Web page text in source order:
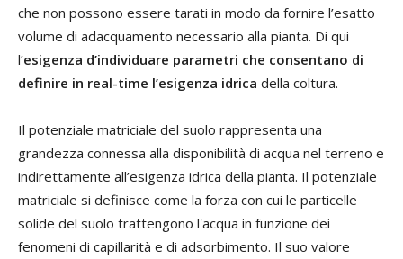
che non possono essere tarati in modo da fornire l’esatto
volume di adacquamento necessario alla pianta. Di qui
l’esigenza d’individuare parametri che consentano di
definire in real-time l’esigenza idrica della coltura.
Il potenziale matriciale del suolo rappresenta una
grandezza connessa alla disponibilità di acqua nel terreno e
indirettamente all’esigenza idrica della pianta. Il potenziale
matriciale si definisce come la forza con cui le particelle
solide del suolo trattengono l'acqua in funzione dei
fenomeni di capillarità e di adsorbimento. Il suo valore